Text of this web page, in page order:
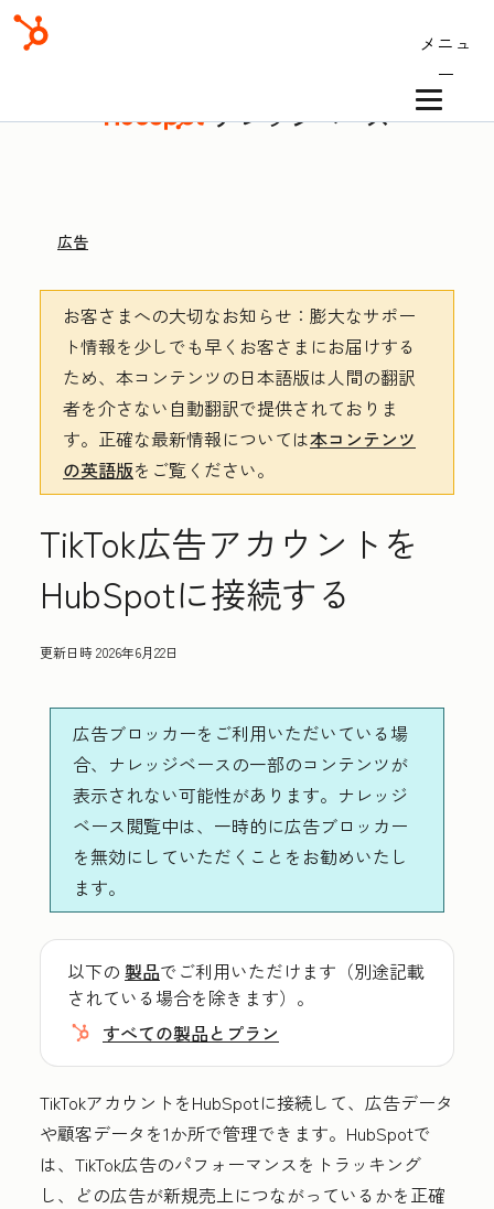
メニュ
ー
ナレッジベース
広告
お客さまへの大切なお知らせ ：膨大なサポー
ト情報を少しでも早くお客さまにお届けする
ため、本コンテンツの日本語版は人間の翻訳
者を介さない自動翻訳で提供されておりま
す。 正確な最新情報については本コンテンツ
の英語版をご覧ください。
TikTok広告アカウントを
HubSpotに接続する
更新日時2026年6月22日
広告ブロッカーをご利用いただいている場
合、ナレッジベースの一部のコンテンツが
表示されない可能性があります。ナレッジ
ベース閲覧中は、一時的に広告ブロッカー
を無効にしていただくことをお勧めいたし
ます。
以下の 製品でご利用いただけます（別途記載
されている場合を除きます）。
すべての製品とプラン
TikTokアカウントをHubSpotに接続して、広告データ
や顧客データを1か所で管理できます。HubSpotで
は、TikTok広告のパフォーマンスをトラッキング
し、どの広告が新規売上につながっているかを正確